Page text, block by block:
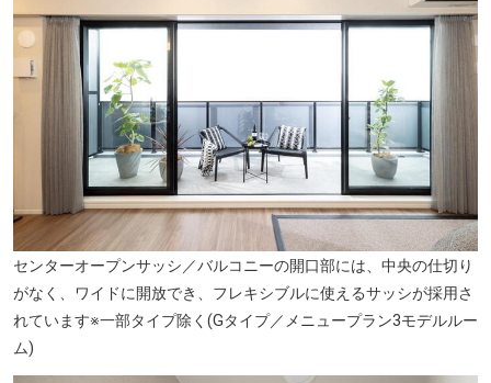
センターオープンサッシ／バルコニーの開口部には、中央の仕切り
がなく、ワイドに開放でき、フレキシブルに使えるサッシが採用さ
れています※一部タイプ除く(Gタイプ／メニュープラン3モデルルー
ム)